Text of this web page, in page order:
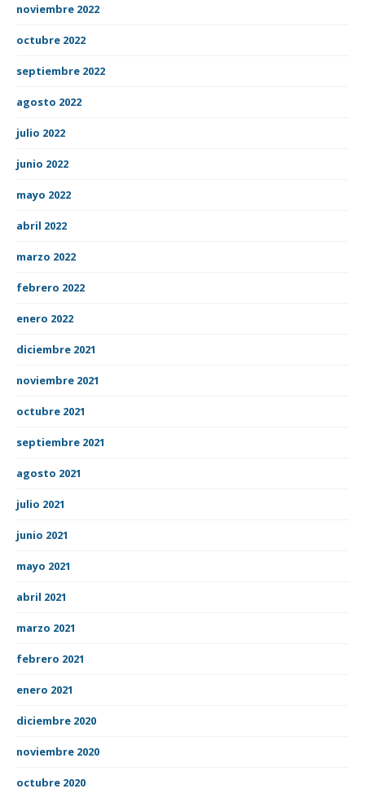
noviembre 2022
octubre 2022
septiembre 2022
agosto 2022
julio 2022
junio 2022
mayo 2022
abril 2022
marzo 2022
febrero 2022
enero 2022
diciembre 2021
noviembre 2021
octubre 2021
septiembre 2021
agosto 2021
julio 2021
junio 2021
mayo 2021
abril 2021
marzo 2021
febrero 2021
enero 2021
diciembre 2020
noviembre 2020
octubre 2020